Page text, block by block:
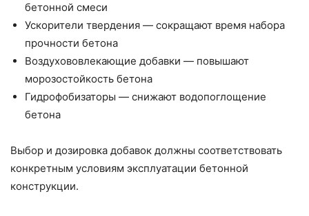
бетонной смеси
Ускорители твердения — сокращают время набора
прочности бетона
Воздухововлекающие добавки — повышают
морозостойкость бетона
Гидрофобизаторы — снижают водопоглощение
бетона
Выбор и дозировка добавок должны соответствовать
конкретным условиям эксплуатации бетонной
конструкции.